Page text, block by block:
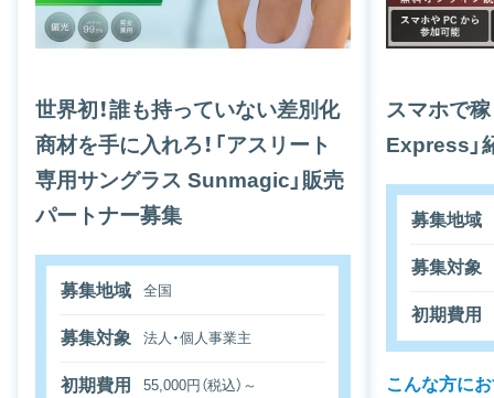
世界初！誰も持っていない差別化
商材を手に入れろ！「アスリート
専用サングラス Sunmagic」販売
パートナー募集
募集地域 全国
募集対象 法人・個人事業主
初期費用 55,000円（税込）～
スマホで稼
Express」
募集地域
募集対象
初期費用
こんな方に